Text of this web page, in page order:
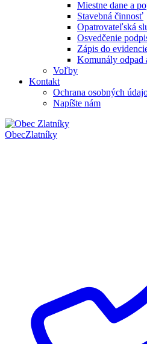
Miestne dane a
Stavebná činnosť
Opatrovateľská
Osvedčenie
Zápis do
Komunály odpad
Voľby
Kontakt
Ochrana osobných
Napíšte nám
ObecZlatníky